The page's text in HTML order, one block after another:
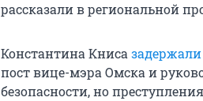
рассказали в региональной
Константина Книса задержали
пост вице-мэра Омска и
безопасности, но